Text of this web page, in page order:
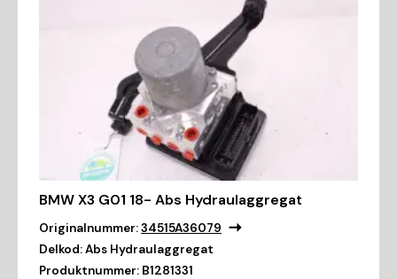
BMW X3 G01 18- Abs Hydraulaggregat
Originalnummer:34515A36079
Delkod:Abs Hydraulaggregat
Produktnummer: B1281331